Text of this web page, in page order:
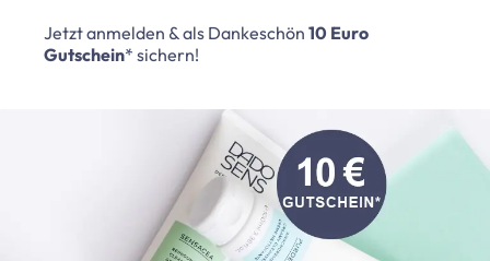
Jetzt anmelden & als Dankeschön 10 Euro
Gutschein* sichern!